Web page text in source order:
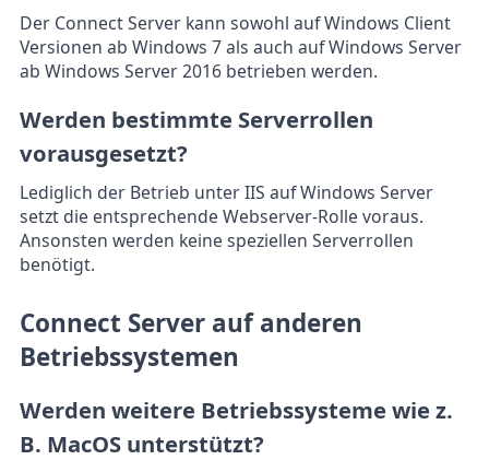
Der Connect Server kann sowohl auf Windows Client
Versionen ab Windows 7 als auch auf Windows Server
ab Windows Server 2016 betrieben werden.
Werden bestimmte Serverrollen
vorausgesetzt?
Lediglich der Betrieb unter IIS auf Windows Server
setzt die entsprechende Webserver-Rolle voraus.
Ansonsten werden keine speziellen Serverrollen
benötigt.
Connect Server auf anderen
Betriebssystemen
Werden weitere Betriebssysteme wie z.
B. MacOS unterstützt?